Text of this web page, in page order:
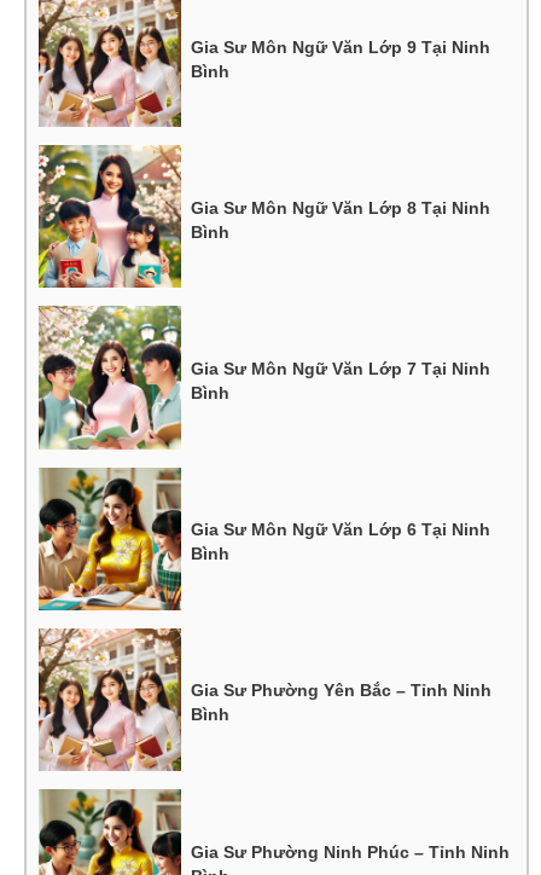
Gia Sư Môn Ngữ Văn Lớp 9 Tại Ninh
Bình
Gia Sư Môn Ngữ Văn Lớp 8 Tại Ninh
Bình
Gia Sư Môn Ngữ Văn Lớp 7 Tại Ninh
Bình
Gia Sư Môn Ngữ Văn Lớp 6 Tại Ninh
Bình
Gia Sư Phường Yên Bắc – Tỉnh Ninh
Bình
Gia Sư Phường Ninh Phúc – Tỉnh Ninh